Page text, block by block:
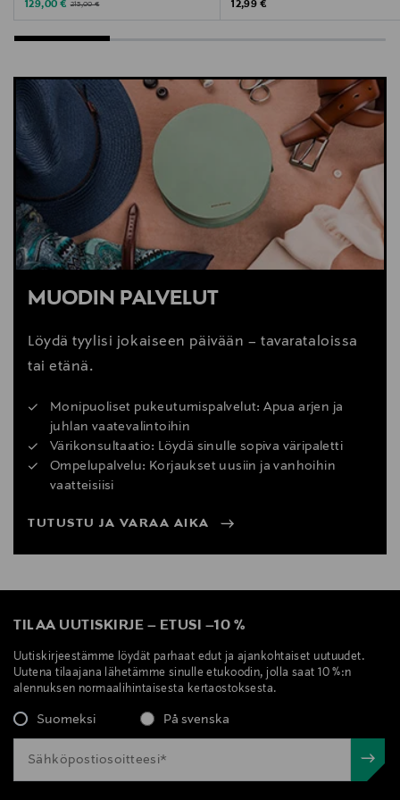
Discounted Price
129,00 € Original Price
215,00 €
Original Price
12,99 €
MUODIN PALVELUT
Löydä tyylisi jokaiseen päivään – tavarataloissa
tai etänä.
Monipuoliset pukeutumispalvelut: Apua arjen ja
juhlan vaatevalintoihin
Värikonsultaatio: Löydä sinulle sopiva väripaletti
Ompelupalvelu: Korjaukset uusiin ja vanhoihin
vaatteisiisi
TUTUSTU JA VARAA AIKA
TILAA UUTISKIRJE – ETUSI –10 %
Uutiskirjeestämme löydät parhaat edut ja ajankohtaiset uutuudet.
Uutena tilaajana lähetämme sinulle etukoodin, jolla saat 10 %:n
alennuksen normaalihintaisesta kertaostoksesta.
Suomeksi På svenska